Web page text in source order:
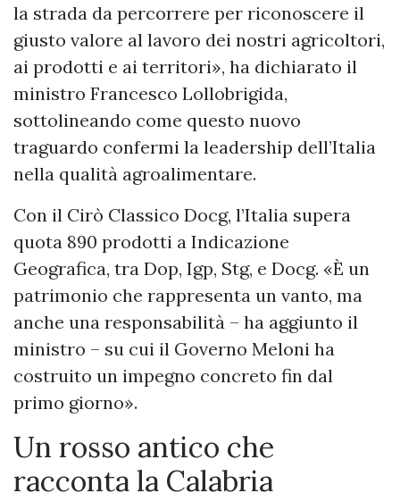
la strada da percorrere per riconoscere il
giusto valore al lavoro dei nostri agricoltori,
ai prodotti e ai territori», ha dichiarato il
ministro Francesco Lollobrigida,
sottolineando come questo nuovo
traguardo confermi la leadership dell’Italia
nella qualità agroalimentare.
Con il Cirò Classico Docg, l’Italia supera
quota 890 prodotti a Indicazione
Geografica, tra Dop, Igp, Stg, e Docg. «È un
patrimonio che rappresenta un vanto, ma
anche una responsabilità – ha aggiunto il
ministro – su cui il Governo Meloni ha
costruito un impegno concreto fin dal
primo giorno».
Un rosso antico che
racconta la Calabria